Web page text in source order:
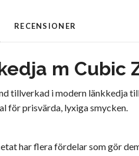
RECENSIONER
m Cubic
tillverkad i modern länkkedja
för prisvärda, lyxiga smycken.
har flera fördelar som gör